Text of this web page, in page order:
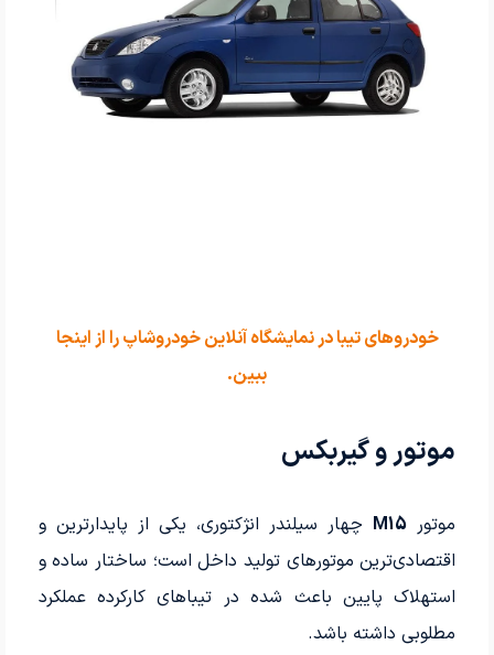
خودروهای تیبا در نمایشگاه آنلاین خودروشاپ را از اینجا
ببین.
موتور و گیربکس
موتور M15 چهار سیلندر انژکتوری، یکی از پایدارترین و
اقتصادی‌ترین موتورهای تولید داخل است؛ ساختار ساده و
استهلاک پایین باعث شده در تیباهای کارکرده عملکرد
مطلوبی داشته باشد.